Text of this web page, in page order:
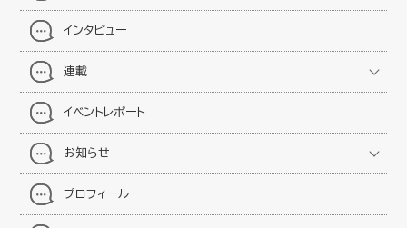
インタビュー
連載
イベントレポート
お知らせ
プロフィール